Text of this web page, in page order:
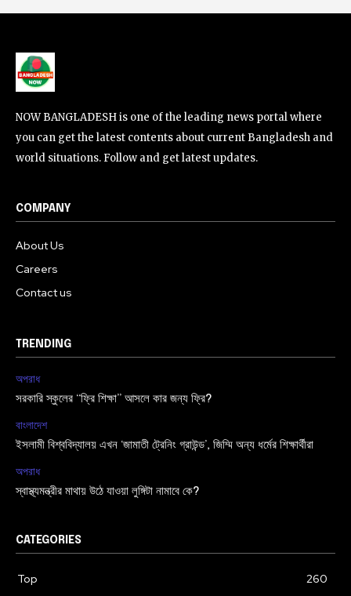
NOW BANGLADESH is one of the leading news portal where
you can get the latest contents about current Bangladesh and
world situations. Follow and get latest updates.
COMPANY
About Us
Careers
Contact us
TRENDING
অপরাধ
সরকারি স্কুলের “ফ্রি শিক্ষা” আসলে কার জন্য ফ্রি?
বাংলাদেশ
ইসলামী বিশ্ববিদ্যালয় এখন ‘জামাতী ট্রেনিং গ্রাউন্ড’, জিম্মি অন্য ধর্মের শিক্ষার্থীরা
অপরাধ
স্বাস্থ্যমন্ত্রীর মাথায় উঠে যাওয়া লুঙ্গিটা নামাবে কে?
CATEGORIES
Top
260